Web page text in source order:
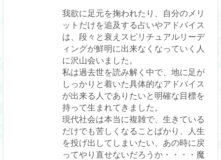
我欲に足元を掬われたり、自分のメリ
ットだけを追及する占いやアドバイス
は、段々と衰えスピリチュアルリーデ
ィングが鮮明に出来なくなっていく人
に沢山会いました。
私は過去世を読み解く中で、地に足が
しっかりと着いた具体的なアドバイス
が出来る人でありたいと明確な目標を
持って生まれてきました。
現代社会は本当に複雑で、生きている
だけでも苦しくなることばかり、人生
を投げ出してしまいたい、あの時に戻
ってやり直せないだろうか・・・・魔